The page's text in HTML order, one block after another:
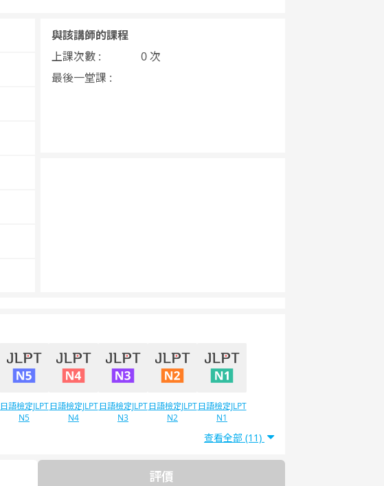
與該講師的課程
上課次數 :
0 次
最後一堂課 :
日語檢定JLPT
N5
日語檢定JLPT
N4
日語檢定JLPT
N3
日語檢定JLPT
N2
日語檢定JLPT
N1
查看全部 (11)
評價